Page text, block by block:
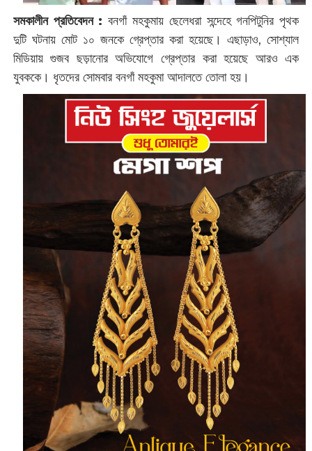
সমকালীন প্রতিবেদন : ‌বনগাঁ মহকুমায় ‌ছেলেধরা সন্দেহে গনপিটুনির পৃথক
দুটি ঘটনায় মোট ১০ জনকে গ্রেপ্তার করা হয়েছে। এছাড়াও, সোশ্যাল
মিডিয়ায় গুজব ছড়ানোর অভিযোগে গ্রেপ্তার করা হয়েছে আরও এক
যুবককে। ধৃতদের সোমবার বনগাঁ মহকুমা আদালতে তোলা হয়।